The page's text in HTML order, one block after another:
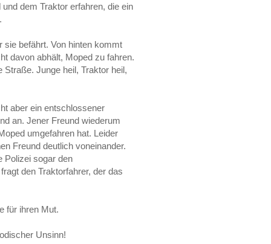
dem Traktor erfahren, die ein
sie befährt. Von hinten kommt
davon abhält, Moped zu fahren.
Straße. Junge heil, Traktor heil,
aber ein entschlossener
an. Jener Freund wiederum
umgefahren hat. Leider
Freund deutlich voneinander.
Polizei sogar den
den Traktorfahrer, der das
für ihren Mut.
Unsinn!